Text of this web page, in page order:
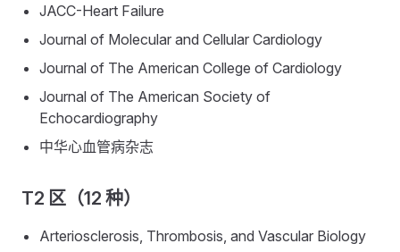
JACC-Heart Failure
Journal of Molecular and Cellular Cardiology
Journal of The American College of Cardiology
Journal of The American Society of
Echocardiography
中华心血管病杂志
T2 区（12 种）
Arteriosclerosis, Thrombosis, and Vascular Biology